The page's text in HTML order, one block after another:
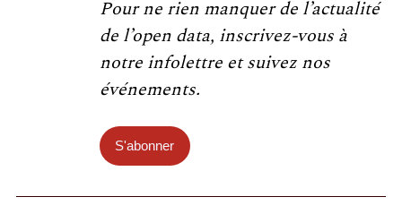
Pour ne rien manquer de l’actualité
de l’open data, inscrivez-vous à
notre infolettre et suivez nos
événements.
S'abonner